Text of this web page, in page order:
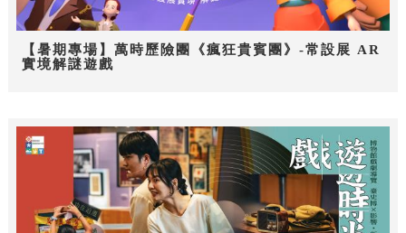
【暑期專場】萬時歷險團《瘋狂貴賓團》-常設展 AR
實境解謎遊戲